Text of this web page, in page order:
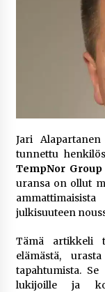
–
Jari
tunnettu
TempNor Group
uransa on ollut
julkisuuteen
Tämä artikkeli
elämästä,
tapahtumista.
lukijoille ja